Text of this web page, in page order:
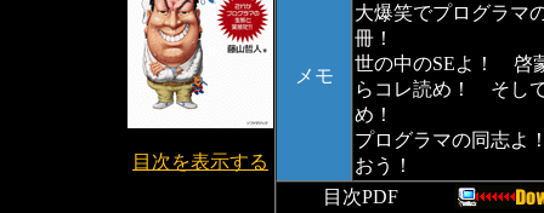
目次を表示する
メモ
大爆笑でプログラマ
冊！
世の中のSEよ！ 啓
らコレ読め！ そし
め！
プログラマの同志よ
おう！
目次PDF